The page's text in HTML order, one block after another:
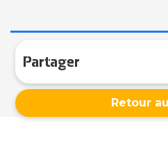
Partager
Retour